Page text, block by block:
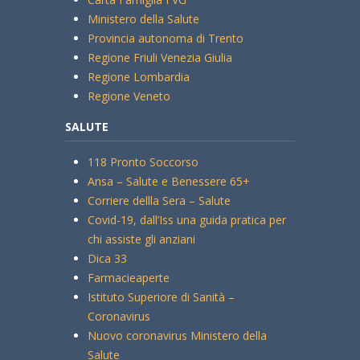
Ministero della Salute
Provincia autonoma di Trento
Regione Friuli Venezia Giulia
Regione Lombardia
Regione Veneto
SALUTE
118 Pronto Soccorso
Ansa – Salute e Benessere 65+
Corriere dellla Sera – Salute
Covid-19, dall’Iss una guida pratica per
chi assiste gli anziani
Dica 33
Farmacieaperte
Istituto Superiore di Sanità –
Coronavirus
Nuovo coronavirus Ministero della
Salute